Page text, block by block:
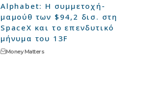
Alphabet: Η συμμετοχή-
μαμούθ των $94,2 δισ. στη
SpaceX και το επενδυτικό
μήνυμα του 13F
Money Matters